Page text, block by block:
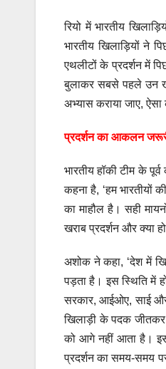
रियो में भारतीय
भारतीय खिलाड़ियों ने
एथलीटों के प्रदर्शन में
बुलाकर सबसे पहले उन
अभ्यास कराया जाए,
प्रदर्शन का आकलन
भारतीय हॉकी टीम के
कहना है, ‘हम
का माहौल है। सही
खराब प्रदर्शन और क्या
अशोक ने कहा, ‘देश में
पड़ता है। इस स्थिति में
सरकार, आईओए, साई और
खिलाड़ी के पदक जीतकर
को आगे नहीं आता है।
प्रदर्शन का समय-समय